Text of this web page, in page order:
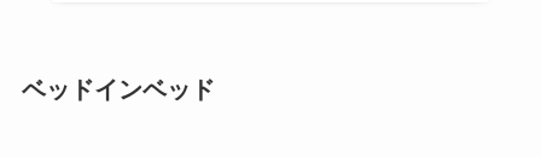
ベッドインベッド